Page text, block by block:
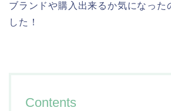
ブランドや購入出来るか気になった
した！
Contents